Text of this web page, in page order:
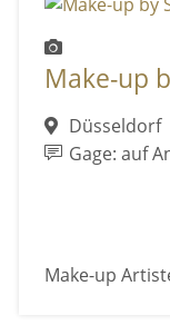
Make-up
Düsseldorf
Gage: auf
Make-up